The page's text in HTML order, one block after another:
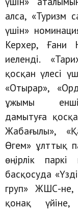
алса, «Туризм
үшін»
Керхер, Ғани
иеленді.
қосқан үлесі
«Отырар»,
ұжымы
дамытуға
Жабағылы»,
Өгем» ұлттық
өңірлік
басқосуда
груп» ЖШС-не,
қонақ үйіне,